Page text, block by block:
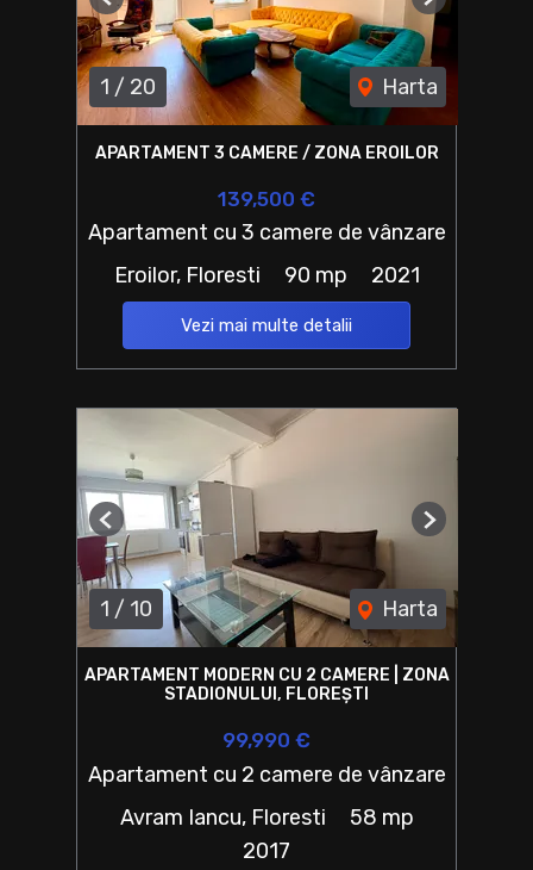
1 / 20 Harta
Previous Next
APARTAMENT 3 CAMERE / ZONA EROILOR
139,500 €
Apartament cu 3 camere de vânzare
Eroilor, Floresti
90 mp 2021
Vezi mai multe detalii
1 / 10 Harta
Previous Next
APARTAMENT MODERN CU 2 CAMERE | ZONA
STADIONULUI, FLOREȘTI
99,990 €
Apartament cu 2 camere de vânzare
Avram Iancu, Floresti
58 mp
2017